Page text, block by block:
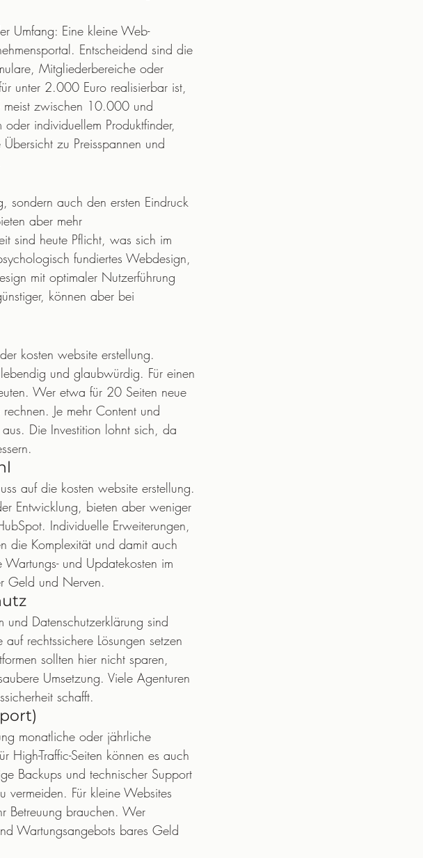
Umfang: Eine kleine Web-
Entscheidend sind die
Mitgliederbereiche oder
unter 2.000 Euro realisierbar ist,
meist zwischen 10.000 und
individuellem Produktfinder,
zu Preisspannen und
sondern auch den ersten Eindruck
aber mehr
sind heute Pflicht, was sich im
fundiertes Webdesign,
mit optimaler Nutzerführung
können aber bei
kosten website erstellung.
und glaubwürdig. Für einen
Wer etwa für 20 Seiten neue
Je mehr Content und
Die Investition lohnt sich, da
auf die kosten website erstellung.
Entwicklung, bieten aber weniger
Individuelle Erweiterungen,
die Komplexität und damit auch
und Updatekosten im
Geld und Nerven.
und Datenschutzerklärung sind
rechtssichere Lösungen setzen
sollten hier nicht sparen,
Umsetzung. Viele Agenturen
schafft.
monatliche oder jährliche
Traffic-Seiten können es auch
Backups und technischer Support
vermeiden. Für kleine Websites
Betreuung brauchen. Wer
Wartungsangebots bares Geld